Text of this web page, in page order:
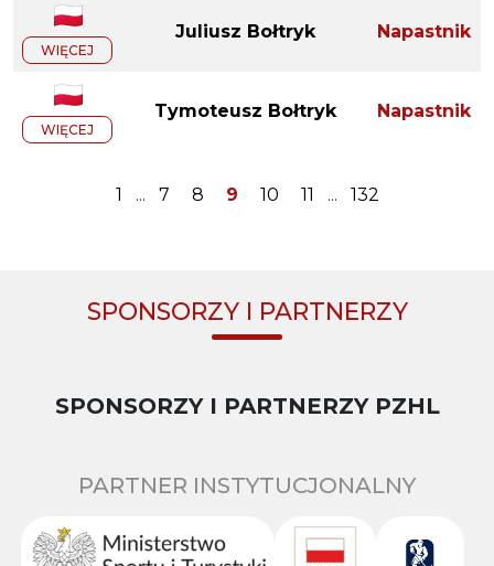
WIĘCEJ
Juliusz Bołtryk Napastnik
WIĘCEJ
Tymoteusz Bołtryk Napastnik
1 ... 7 8 9 10 11 ... 132
SPONSORZY I PARTNERZY
SPONSORZY I PARTNERZY PZHL
PARTNER INSTYTUCJONALNY